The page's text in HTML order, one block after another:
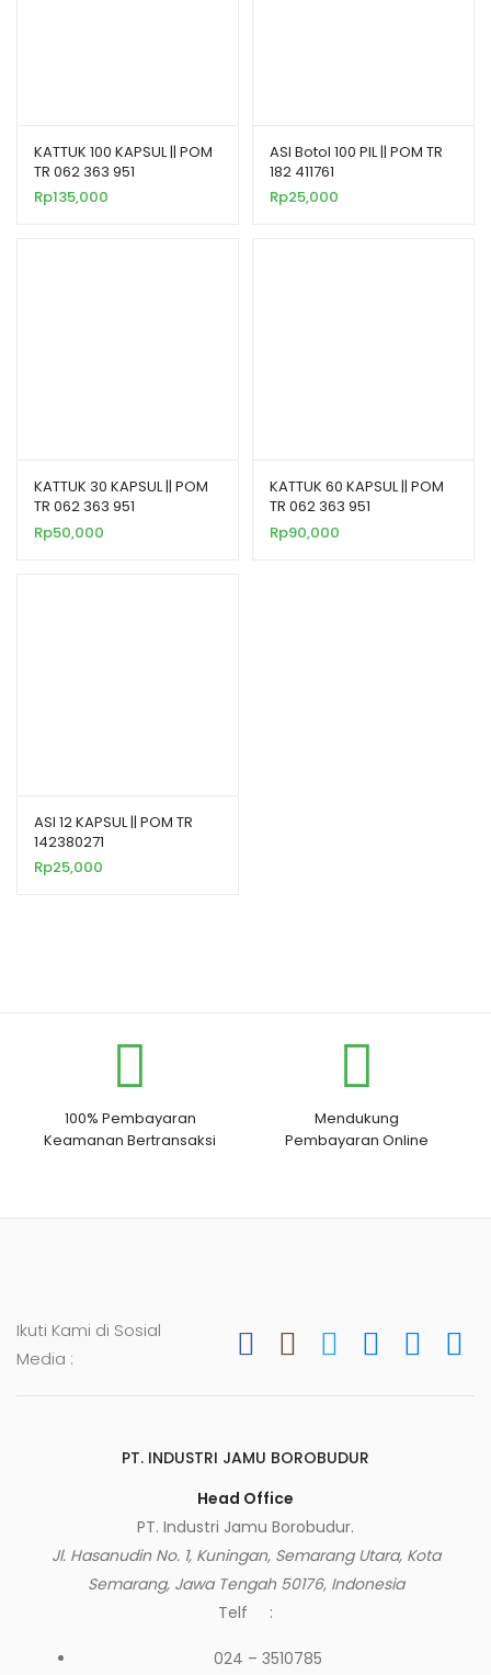
KATTUK 100 KAPSUL || POM
TR 062 363 951
Rp135,000
ASI Botol 100 PIL || POM TR
182 411761
Rp25,000
KATTUK 30 KAPSUL || POM
TR 062 363 951
Rp50,000
KATTUK 60 KAPSUL || POM
TR 062 363 951
Rp90,000
ASI 12 KAPSUL || POM TR
142380271
Rp25,000
100% Pembayaran
Keamanan Bertransaksi
Mendukung
Pembayaran Online
Ikuti Kami di Sosial
Media :
PT. INDUSTRI JAMU BOROBUDUR
Head Office
PT. Industri Jamu Borobudur.
Jl. Hasanudin No. 1, Kuningan, Semarang Utara, Kota
Semarang, Jawa Tengah 50176, Indonesia
Telf :
024 – 3510785